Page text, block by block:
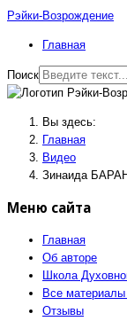
Рэйки-Возрождение
Главная
Поиск
Вы здесь:
Главная
Видео
Зинаида
Меню сайта
Главная
Об авторе
Школа
Все материалы
Отзывы